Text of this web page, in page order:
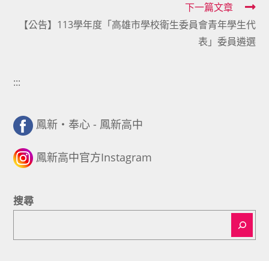
下一篇文章
【公告】113學年度「高雄市學校衛生委員會青年學生代
表」委員遴選
:::
鳳新・奉心 - 鳳新高中
鳳新高中官方Instagram
搜尋